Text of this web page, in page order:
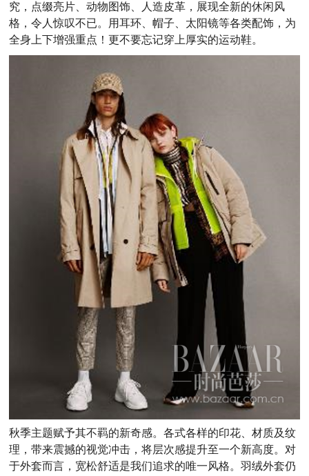
究，点缀亮片、动物图饰、人造皮革，展现全新的休闲风
格，令人惊叹不已。用耳环、帽子、太阳镜等各类配饰，为
全身上下增强重点！更不要忘记穿上厚实的运动鞋。
秋季主题赋予其不羁的新奇感。各式各样的印花、材质及纹
理，带来震撼的视觉冲击，将层次感提升至一个新高度。对
于外套而言，宽松舒适是我们追求的唯一风格。羽绒外套仍